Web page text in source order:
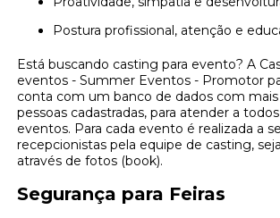
Postura profissional, atenção e
Está buscando casting para evento? A
eventos - Summer Eventos - Promotor
conta com um banco de dados com
pessoas cadastradas, para atender a
eventos. Para cada evento é realizada a
recepcionistas pela equipe de casting,
através de fotos (book).
Segurança para Feiras